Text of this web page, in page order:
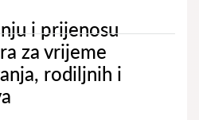
i prijenosu
za vrijeme
rodiljnih i